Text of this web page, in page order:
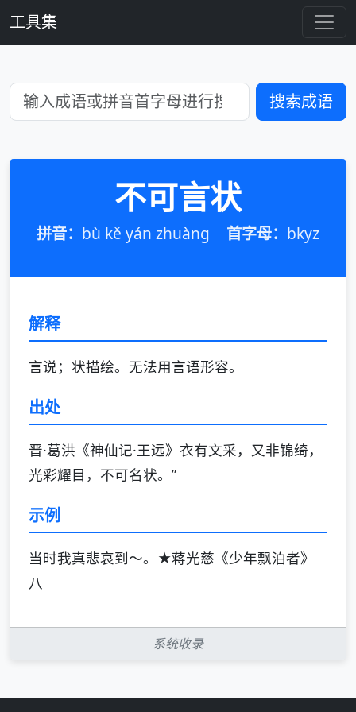
工具集
搜索成语
不可言状
拼音： bù kě yán zhuàng 首字母： bkyz
解释
言说；状描绘。无法用言语形容。
出处
晋·葛洪《神仙记·王远》衣有文采，又非锦绮，
光彩耀目，不可名状。”
示例
当时我真悲哀到～。★蒋光慈《少年飘泊者》
八
系统收录